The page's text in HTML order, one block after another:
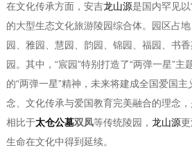
在文化传承方面，安吉龙山源是国内罕见
的大型生态文化旅游陵园综合体。园区占
园、雅园、慧园、韵园、锦园、福园、书
园。其中，“宸园”特别打造了“两弹一星”
的“两弹一星”精神，未来将建成全国爱国
念、文化传承与爱国教育完美融合的理念，
相比于太仓公墓双凤等传统陵园， 龙山源
生命在文化中得到延续。